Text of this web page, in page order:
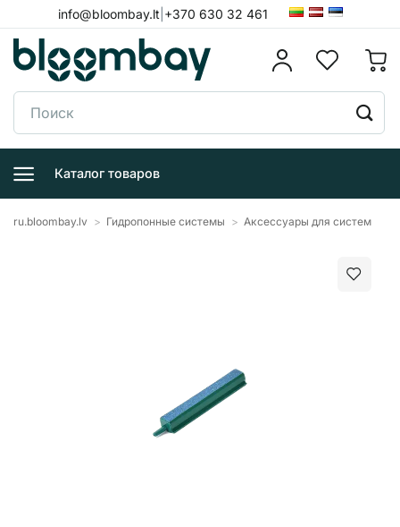
to
content
info@bloombay.lt +370 630 32 461
Поиск:
Каталог товаров
ru.bloombay.lv > Гидропонные системы > Аксессуары для систем